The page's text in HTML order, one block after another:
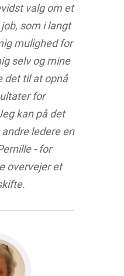
valg om et
som i langt
mulighed for
selv og mine
det til at opnå
for
kan på det
ledere en
- for
overvejer et